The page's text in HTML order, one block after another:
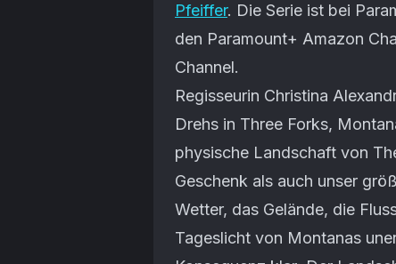
Pfeiffer. Die Serie ist bei
den Paramount+ Amazon
Channel.
Regisseurin Christina
Drehs in Three Forks,
physische Landschaft von
Geschenk als auch unser
Wetter, das Gelände, die
Tageslicht von Montanas